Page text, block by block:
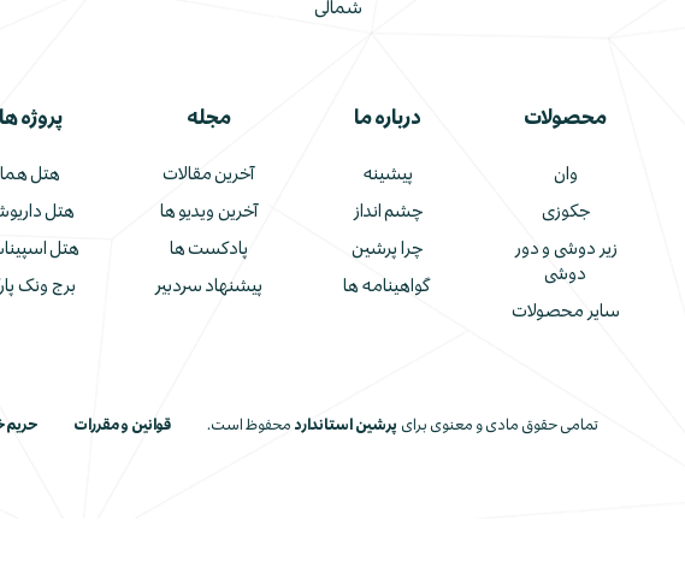
شمالی
محصولات
وان
جکوزی
زیر دوشی و دور
دوشی
سایر محصولات
درباره ما
پیشینه
چشم انداز
چرا پرشین
گواهینامه ها
مجله
آخرین مقالات
آخرین ویدیو ها
پادکست ها
پیشنهاد سردبیر
پروژه ها
هتل هما
هتل
هتل
برج ونک
تمامی حقوق مادی و معنوی برای پرشین استاندارد محفوظ است. قوانین و مقررات